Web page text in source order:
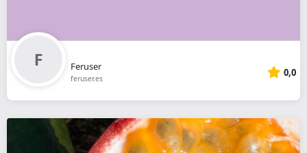
Feruser
feruser.es 0,0